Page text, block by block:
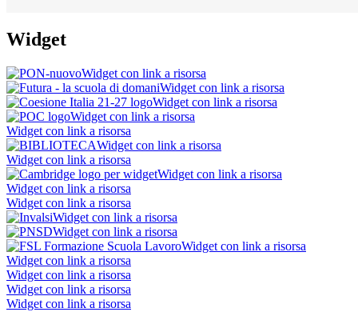
Widget
Widget con link a risorsa
Widget con link a risorsa
Widget con link a risorsa
Widget con link a risorsa
Widget con link a risorsa
Widget con link a risorsa
Widget con link a risorsa
Widget con link a risorsa
Widget con link a risorsa
Widget con link a risorsa
Widget con link a risorsa
Widget con link a risorsa
Widget con link a risorsa
Widget con link a risorsa
Widget con link a risorsa
Widget con link a risorsa
Widget con link a risorsa